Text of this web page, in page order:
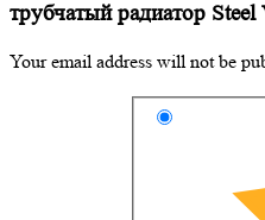
трубчатый радиатор
Your email address will not be